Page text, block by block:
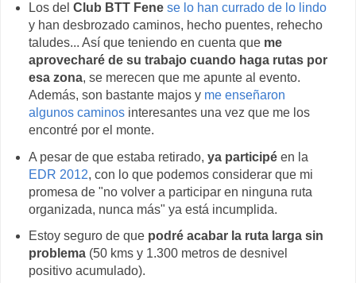
Los del Club BTT Fene se lo han currado de lo lindo
y han desbrozado caminos, hecho puentes, rehecho
taludes... Así que teniendo en cuenta que me
aprovecharé de su trabajo cuando haga rutas por
esa zona, se merecen que me apunte al evento.
Además, son bastante majos y me enseñaron
algunos caminosinteresantes una vez que me los
encontré por el monte.
A pesar de que estaba retirado, ya participéen la
EDR 2012, con lo que podemos considerar que mi
promesa de "no volver a participar en ninguna ruta
organizada, nunca más" ya está incumplida.
Estoy seguro de que podré acabar la ruta larga sin
problema(50 kms y 1.300 metros de desnivel
positivo acumulado).